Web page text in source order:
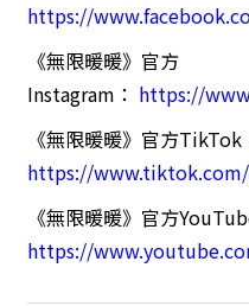
https://
《無限暖暖》官方
Instagram： https://
《無限暖暖》官方TikTok
https://
《無限暖暖》官方
https://